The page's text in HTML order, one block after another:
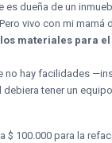
dueña de un
vivo con mi
materiales para
no hay facilidades
tener un
100.000 para la